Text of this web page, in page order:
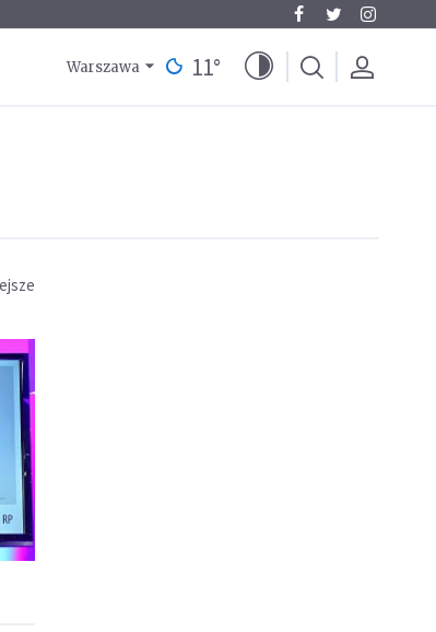
Warszawa 11°